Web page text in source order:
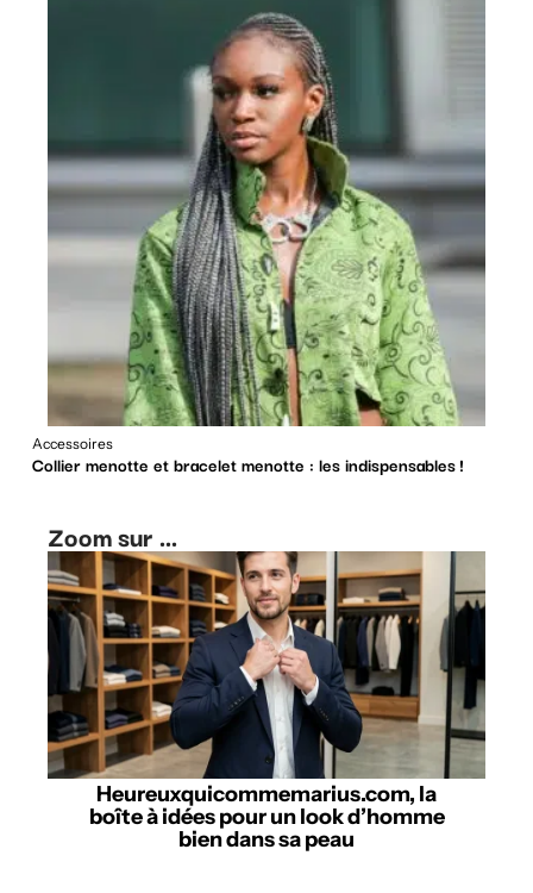
Accessoires
Collier menotte et bracelet menotte : les indispensables !
Zoom sur ...
Heureuxquicommemarius.com, la
boîte à idées pour un look d’homme
bien dans sa peau